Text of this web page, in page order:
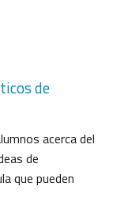
de
acerca del
de
que pueden